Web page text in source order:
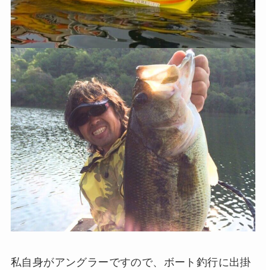
私自身がアングラーですので、ボート釣行に出掛